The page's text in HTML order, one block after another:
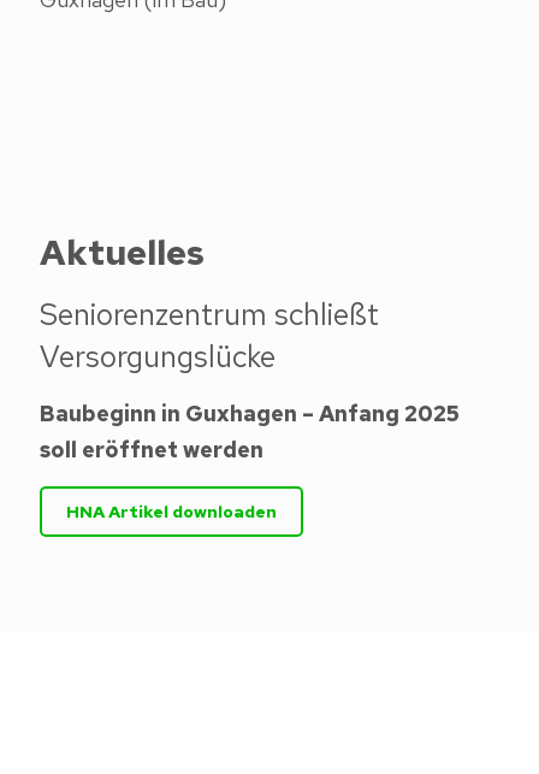
Aktuelles
Seniorenzentrum schließt
Versorgungslücke
Baubeginn in Guxhagen – Anfang 2025
soll eröffnet werden
HNA Artikel downloaden